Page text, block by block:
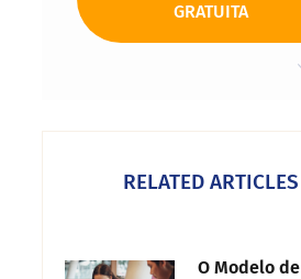
GRATUITA
RELATED ARTICLES
O Modelo de